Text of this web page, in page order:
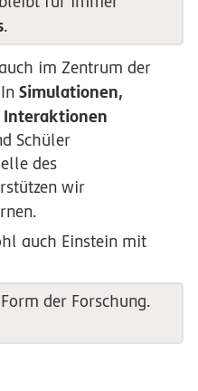
.
im Zentrum der
Simulationen,
Interaktionen
Schüler
des
wir
auch Einstein mit
der Forschung.